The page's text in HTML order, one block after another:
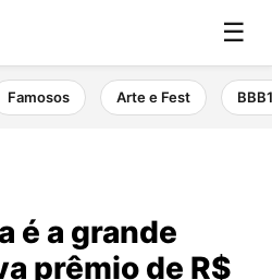
☰
Famosos Arte e Fest
é a grande
prêmio de R$